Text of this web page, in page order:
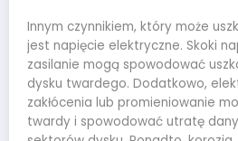
Innym czynnikiem, który może
jest napięcie elektryczne. Skoki
zasilanie mogą spowodować
dysku twardego. Dodatkowo,
zakłócenia lub promieniowanie
twardy i spowodować utratę